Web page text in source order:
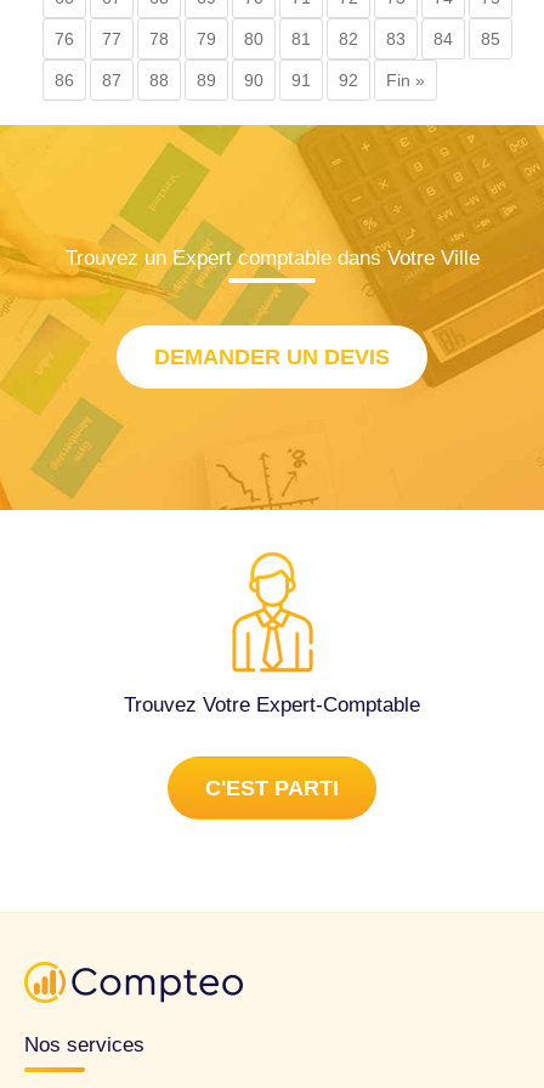
76 77 78 79 80 81 82 83 84 85
86 87 88 89 90 91 92 Fin »
Trouvez un Expert comptable dans Votre Ville
DEMANDER UN DEVIS
Trouvez Votre Expert-Comptable
C'EST PARTI
Nos services